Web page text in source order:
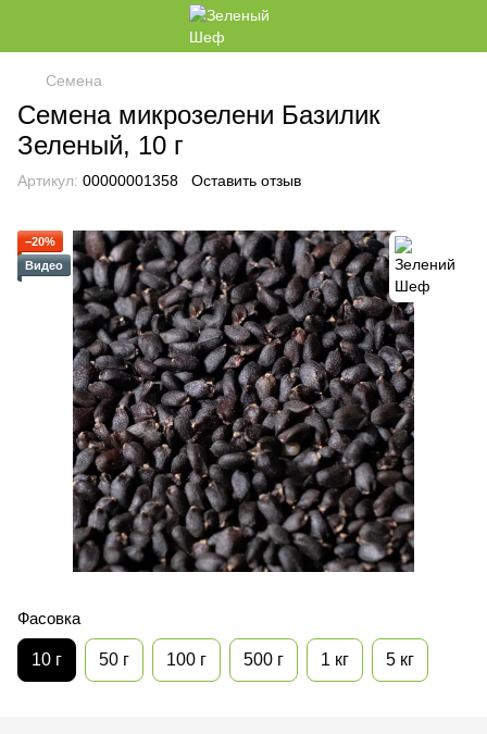
Семена
Семена микрозелени Базилик
Зеленый, 10 г
Артикул: 00000001358 Оставить отзыв
−20%
Видео
Фасовка
10 г 50 г 100 г 500 г 1 кг 5 кг